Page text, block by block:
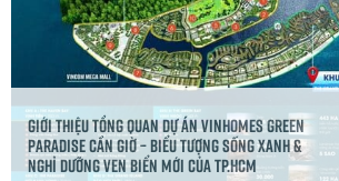
Giới thiệu tổng quan dự án Vinhomes Green
Paradise Cần Giờ – Biểu tượng sống xanh &
nghỉ dưỡng ven biển mới của TP.HCM